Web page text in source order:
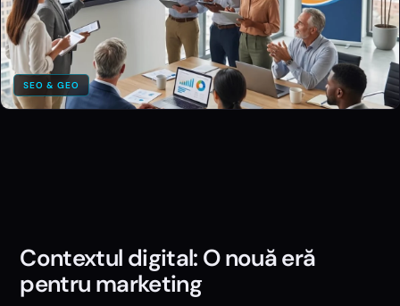
SEO & GEO
Contextul digital: O nouă eră
pentru marketing